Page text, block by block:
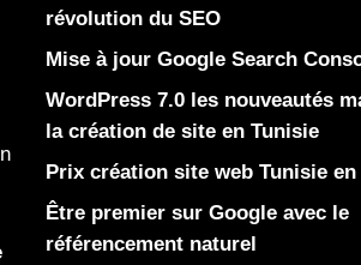
révolution du SEO
Mise à jour Google Search
WordPress 7.0 les nouveautés
la création de site en Tunisie
Prix création site web Tunisie en
Être premier sur Google avec le
référencement naturel